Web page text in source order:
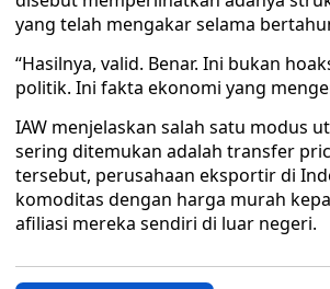
yang telah mengakar selama
“Hasilnya, valid. Benar. Ini bukan
politik. Ini fakta ekonomi yang
IAW menjelaskan salah satu modus
sering ditemukan adalah transfer
tersebut, perusahaan eksportir di
komoditas dengan harga murah
afiliasi mereka sendiri di luar negeri.